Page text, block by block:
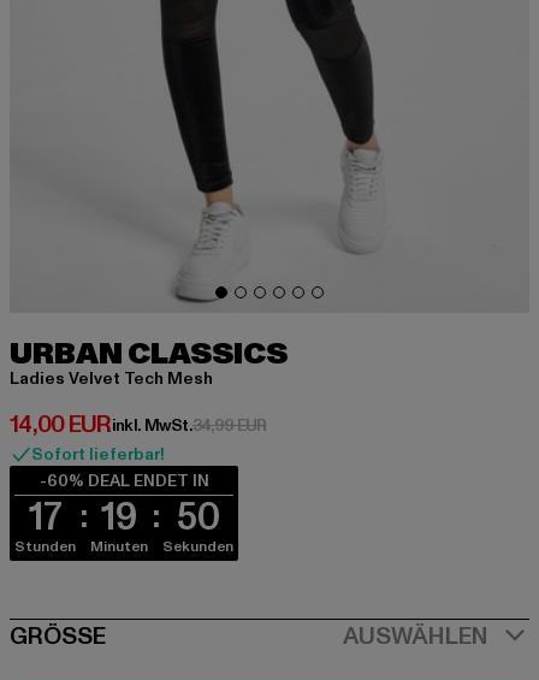
URBAN CLASSICS
Ladies Velvet Tech Mesh
14,00 EUR
Derzeitiger Preis: 14,00 EUR
inkl. MwSt.34,99 EURAktionspreis: 34,99 EUR
Sofort lieferbar!
-60% DEAL ENDET IN
17
Stunden
19
Minuten
50
Sekunden
SIZE
GRÖSSE AUSWÄHLEN